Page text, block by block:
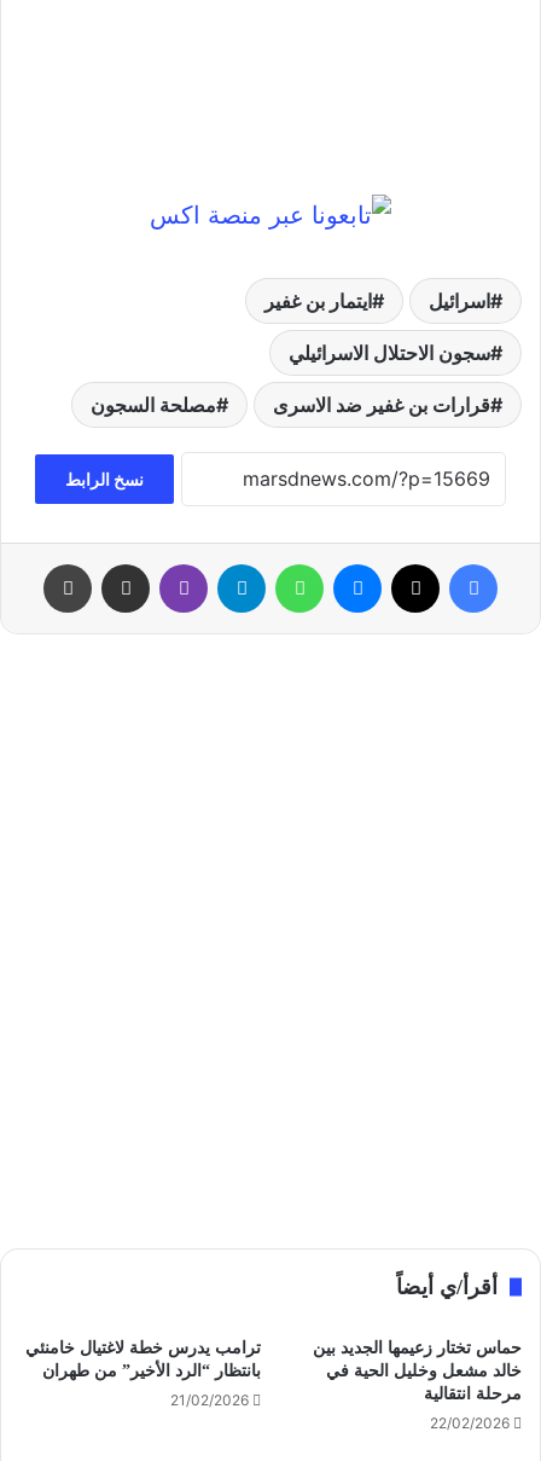
اسرائيل ايتمار بن غفير
سجون الاحتلال الاسرائيلي
قرارات بن غفير ضد الاسرى مصلحة السجون
نسخ الرابط
فيسبوك ماسنجر واتساب تيلقرام ڤايبر مشاركة عبر البريد
أقرأ/ي أيضاً
حماس تختار زعيمها الجديد بين
خالد مشعل وخليل الحية في
مرحلة انتقالية
22/02/2026
ترامب يدرس خطة لاغتيال خامنئي
بانتظار “الرد الأخير” من طهران
21/02/2026